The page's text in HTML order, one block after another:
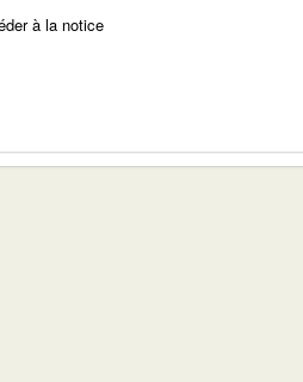
à la notice